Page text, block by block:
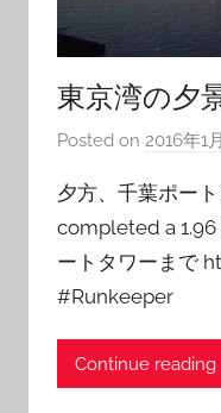
東京湾の夕
Posted on 2016年1
夕方、千葉ポー
completed a
ートタワーまで
#Runkeeper
Continue reading